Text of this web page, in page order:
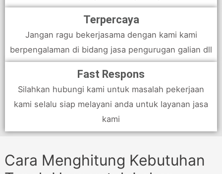
Terpercaya
Jangan ragu bekerjasama dengan kami kami
berpengalaman di bidang jasa pengurugan galian dll
Fast Respons
Silahkan hubungi kami untuk masalah pekerjaan
kami selalu siap melayani anda untuk layanan jasa
kami
Cara Menghitung Kebutuhan